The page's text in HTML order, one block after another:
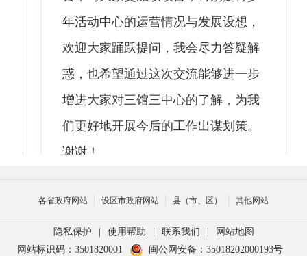
年活动中心的运营情况与发展设想，
欢迎大家踊跃提问，我会尽力答疑解
惑，也希望通过这次交流能够进一步
增进大家对三馆三中心的了解，为我
们更好地开展今后的工作出谋划策。
谢谢！
主持人 2026-02-25 03:04
各省政府网站 设区市政府网站 县（市、区） 其他网站
隐私保护 使用帮助 联系我们
网站地图
网站标识码：3501820001
闽公网安备：35018202000193号